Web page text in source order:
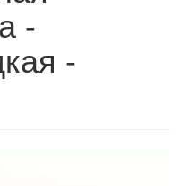
-
-